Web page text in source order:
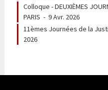
Colloque - DEUXIÈMES
PARIS - 9 Avr. 2026
11èmes Journées de la
2026